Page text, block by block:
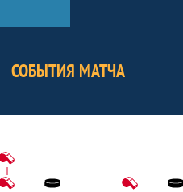
СОБЫТИЯ МАТЧА